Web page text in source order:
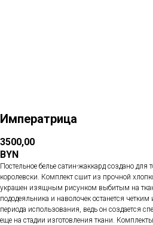
Императрица
3500,00
BYN
Постельное белье сатин-жаккард создано для
королевски. Комплект сшит из прочной
украшен изящным рисунком выбитым на
пододеяльника и наволочек останется
периода использования, ведь он создается
еще на стадии изготовления ткани.